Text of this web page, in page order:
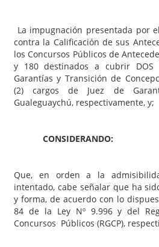
La impugnación presentada por
contra la Calificación de sus
los Concursos Públicos de
y 180 destinados a cubrir DOS
Garantías y Transición de
(2) cargos de Juez de
Gualeguaychú, respectivamente, y;
CONSIDERANDO:
Que, en orden a la
intentado, cabe señalar que ha
y forma, de acuerdo con lo
84 de la Ley Nº 9.996 y del
Concursos Públicos (RGCP),